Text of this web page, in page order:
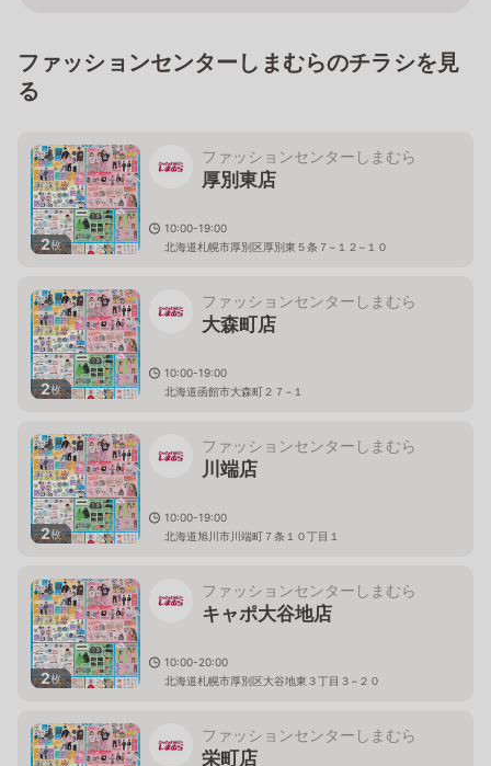
ファッションセンターしまむらのチラシを見
る
2枚
ファッションセンターしまむら
厚別東店
10:00-19:00
北海道札幌市厚別区厚別東５条７−１２−１０
2枚
ファッションセンターしまむら
大森町店
10:00-19:00
北海道函館市大森町２７−１
2枚
ファッションセンターしまむら
川端店
10:00-19:00
北海道旭川市川端町７条１０丁目１
2枚
ファッションセンターしまむら
キャポ大谷地店
10:00-20:00
北海道札幌市厚別区大谷地東３丁目３−２０
ファッションセンターしまむら
栄町店